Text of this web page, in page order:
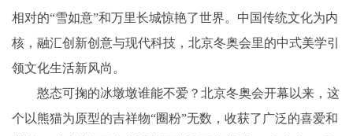
相对的“雪如意”和万里长城惊艳了世界。中国传统文化为内
核，融汇创新创意与现代科技，北京冬奥会里的中式美学引
领文化生活新风尚。
憨态可掬的冰墩墩谁能不爱？北京冬奥会开幕以来，这
个以熊猫为原型的吉祥物“圈粉”无数，收获了广泛的喜爱和